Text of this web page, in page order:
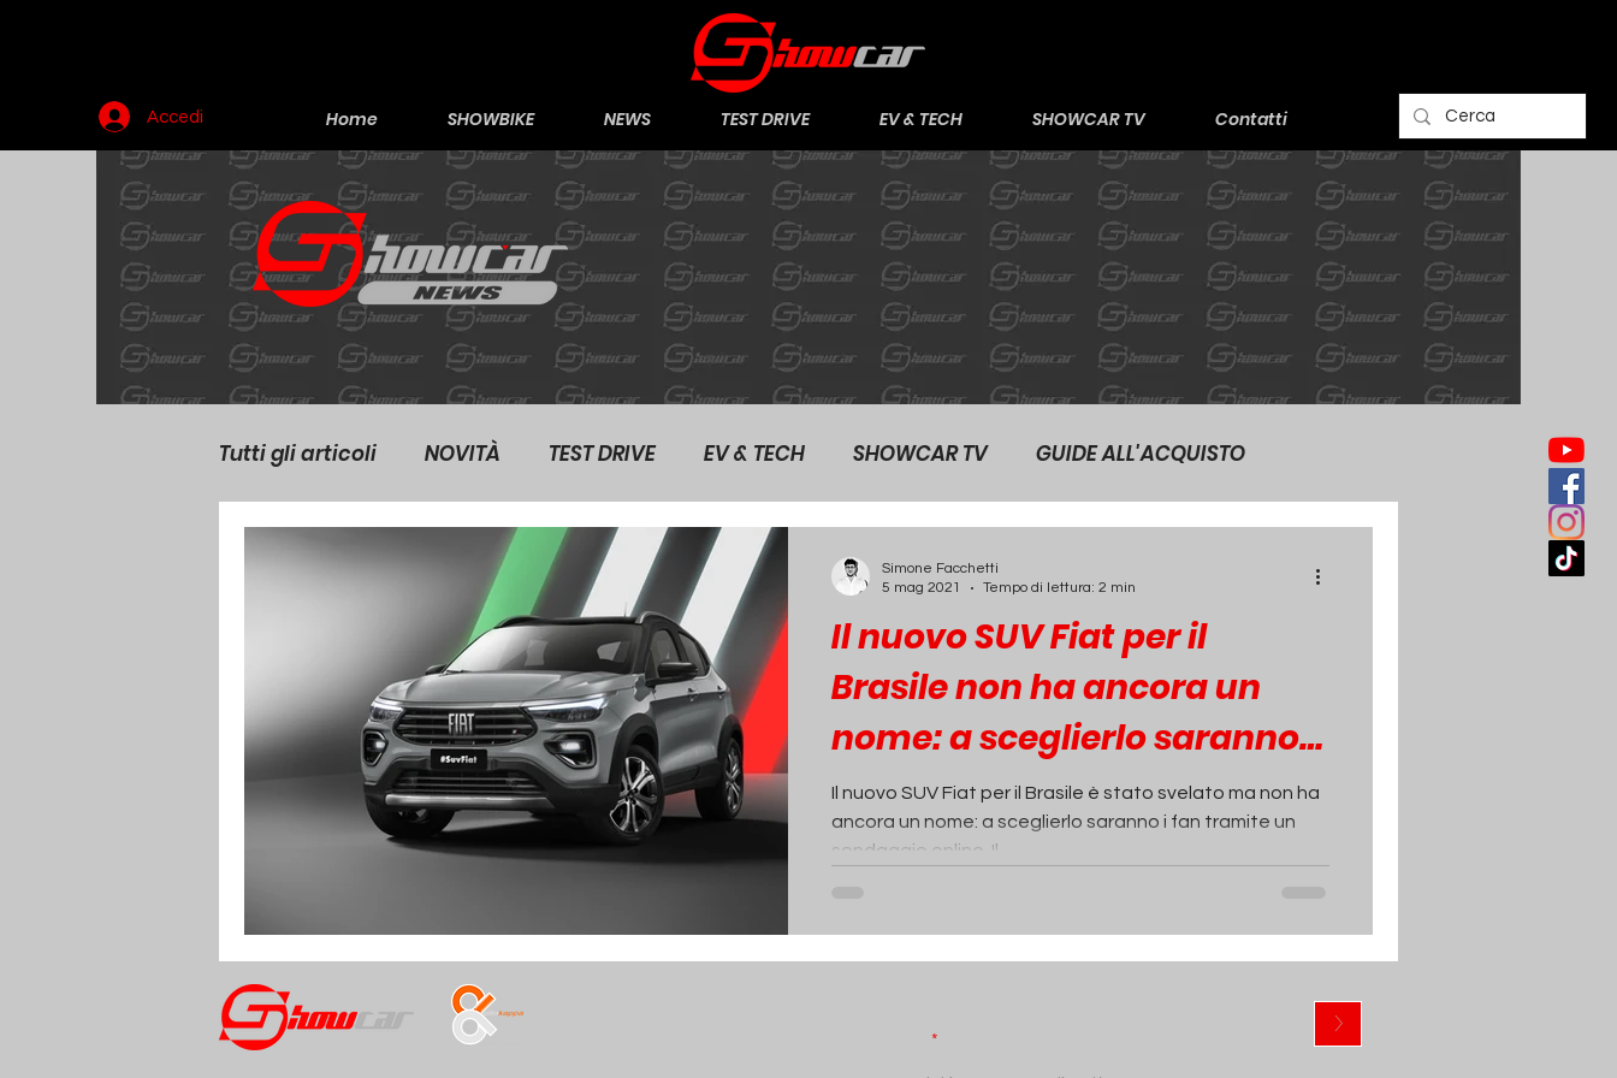
Accedi Home SHOWBIKE NEWS TEST DRIVE EV & TECH SHOWCAR TV Contatti
Tutti gli articoli NOVITÀ TEST DRIVE EV & TECH SHOWCAR TV GUIDE ALL'ACQUISTO
RENDERING ECONOMIA INCHIESTE
Il nuovo SUV Fiat per il
Brasile non ha ancora un
nome: a sceglierlo saranno i
fan
Il nuovo SUV Fiat per il Brasile è stato svelato ma non ha
ancora un nome: a sceglierlo saranno i fan tramite un
sondaggio online. Il...
Simone Facchetti
5 mag 2021
Tempo di lettura: 2 min
>